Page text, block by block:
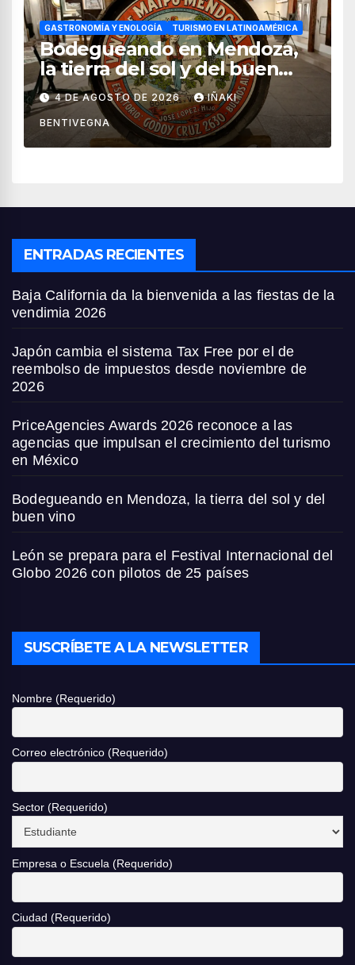
GASTRONOMÍA Y ENOLOGÍA TURISMO EN LATINOAMÉRICA
Bodegueando en Mendoza,
la tierra del sol y del buen
vino
4 DE AGOSTO DE 2026 IÑAKI
BENTIVEGNA
ENTRADAS RECIENTES
Baja California da la bienvenida a las fiestas de la
vendimia 2026
Japón cambia el sistema Tax Free por el de
reembolso de impuestos desde noviembre de
2026
PriceAgencies Awards 2026 reconoce a las
agencias que impulsan el crecimiento del turismo
en México
Bodegueando en Mendoza, la tierra del sol y del
buen vino
León se prepara para el Festival Internacional del
Globo 2026 con pilotos de 25 países
SUSCRÍBETE A LA NEWSLETTER
Nombre (Requerido)
Correo electrónico (Requerido)
Sector (Requerido)
Empresa o Escuela (Requerido)
Ciudad (Requerido)